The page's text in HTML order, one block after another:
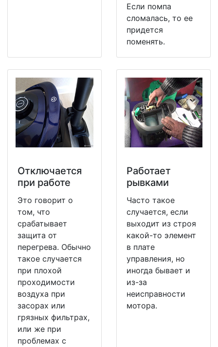
Если помпа
сломалась, то ее
придется
поменять.
Отключается
при работе
Это говорит о
том, что
срабатывает
защита от
перегрева. Обычно
такое случается
при плохой
проходимости
воздуха при
засорах или
грязных фильтрах,
или же при
проблемах с
Работает
рывками
Часто такое
случается, если
выходит из строя
какой-то элемент
в плате
управления, но
иногда бывает и
из-за
неисправности
мотора.